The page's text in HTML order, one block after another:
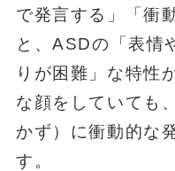
で発言する」「衝
と、ASDの「表情
りが困難」な特性
な顔をしていても
かず）に衝動的な
す。